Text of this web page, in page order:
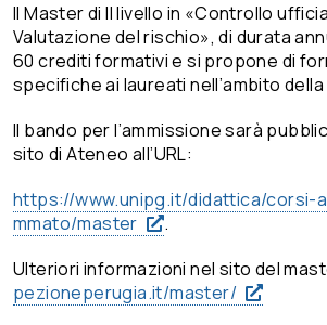
Il Master di II livello in «Controllo
Valutazione del rischio», di durata
60 crediti formativi e si propone di
specifiche ai laureati nell’ambito
Il bando per l’ammissione sarà
sito di Ateneo all’URL:
https://www.unipg.it/didattica/corsi-
mmato/master
.
Ulteriori informazioni nel sito del
pezioneperugia.it/master/